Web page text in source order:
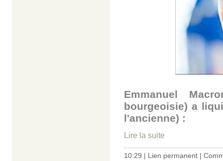
Emmanuel
bourgeoisie) a
l'ancienne) :
Lire la suite
10:29 | Lien permanent |